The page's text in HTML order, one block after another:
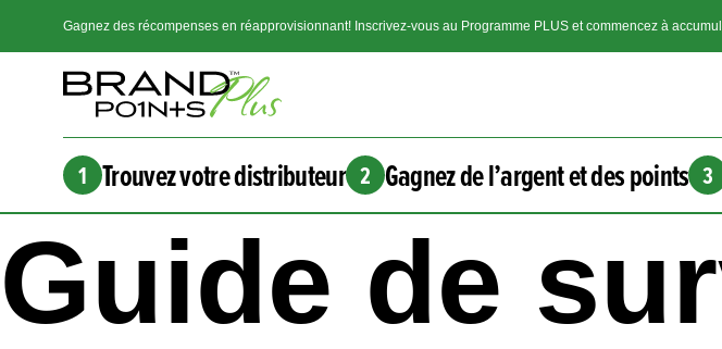
Gagnez des récompenses en réapprovisionnant! Inscrivez-vous au Programme PLUS et commencez à
1 Trouvez votre distributeur 2 Gagnez de l’argent et des points 3
Guide de